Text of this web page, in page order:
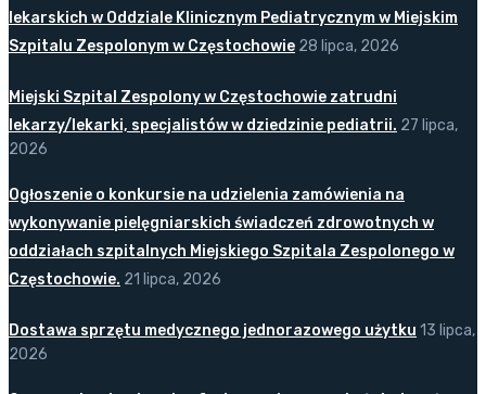
lekarskich w Oddziale Klinicznym Pediatrycznym w Miejskim
Szpitalu Zespolonym w Częstochowie 28 lipca, 2026
Miejski Szpital Zespolony w Częstochowie zatrudni
lekarzy/lekarki, specjalistów w dziedzinie pediatrii. 27 lipca,
2026
Ogłoszenie o konkursie na udzielenia zamówienia na
wykonywanie pielęgniarskich świadczeń zdrowotnych w
oddziałach szpitalnych Miejskiego Szpitala Zespolonego w
Częstochowie. 21 lipca, 2026
Dostawa sprzętu medycznego jednorazowego użytku 13 lipca,
2026